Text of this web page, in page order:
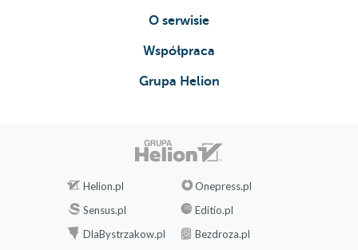
O serwisie
Współpraca
Grupa Helion
Helion.pl
Onepress.pl
Sensus.pl
Editio.pl
DlaBystrzakow.pl
Bezdroza.pl